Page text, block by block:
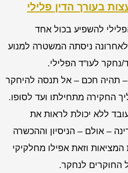
בעורך הדין פלילי
להשפיע בכול אחד
ניסתה המשטרה למנוע
נחקר לעו"ד הפלילי.
תהיה חכם – אל תנסה להיחקר
החקירה מתחילתו ועד לסופו.
עובד ללא יכולת לראות את
– אולם – הניסיון וההכשרה
וזאת אפילו מחלקיקי
החוקרים לנחקר.